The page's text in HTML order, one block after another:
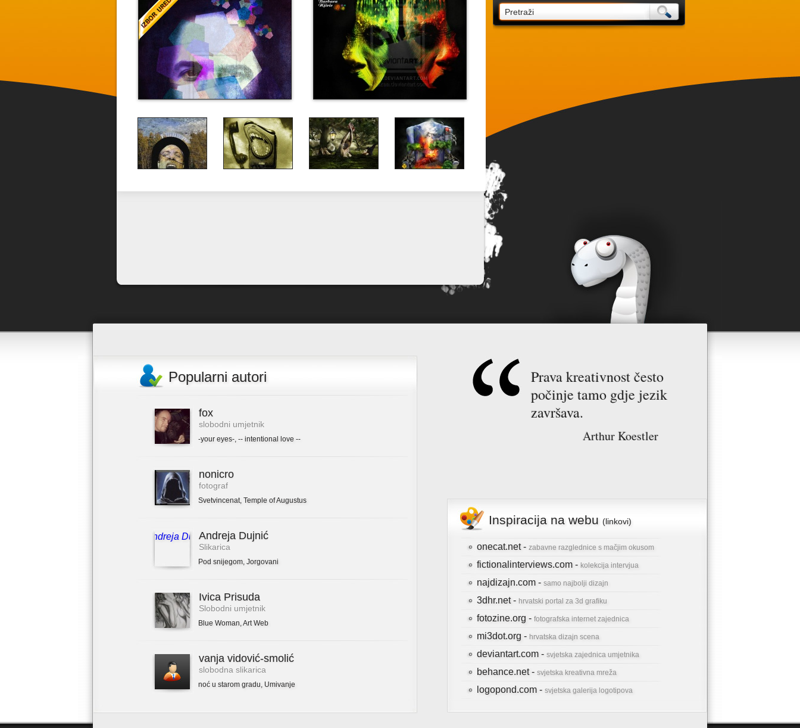
Popularni autori
fox
slobodni umjetnik
-your eyes-, -- intentional love --
nonicro
fotograf
Svetvincenat, Temple of Augustus
Andreja Dujnić
Slikarica
Pod snijegom, Jorgovani
Ivica Prisuda
Slobodni umjetnik
Blue Woman,Art Web
vanja vidović-smolić
slobodna slikarica
noć u starom gradu, Umivanje
Prava kreativnost često
počinje tamo gdje jezik
završava.
Arthur Koestler
Inspiracija na webu (linkovi)
onecat.net - zabavne razglednice s mačjim okusom
fictionalinterviews.com - kolekcija intervjua
najdizajn.com - samo najbolji dizajn
3dhr.net - hrvatski portal za 3d grafiku
fotozine.org - fotografska internet zajednica
mi3dot.org - hrvatska dizajn scena
deviantart.com - svjetska zajednica umjetnika
behance.net - svjetska kreativna mreža
logopond.com - svjetska galerija logotipova